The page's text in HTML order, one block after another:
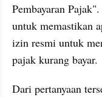
Pembayaran
untuk memastikan
izin resmi untuk
pajak kurang bayar.
Dari pertanyaan